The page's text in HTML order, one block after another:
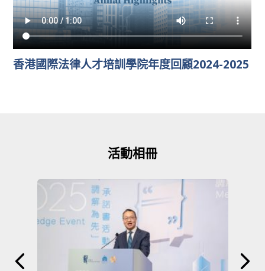
香港國際法律人才培訓學院年度回顧2024-2025
活動相冊